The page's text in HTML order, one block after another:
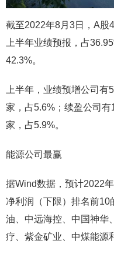
截至2022年8月3日，A股
上半年业绩预报，占
42.3%。
上半年，业绩预增公司
家，占5.6%；续盈公司
家，占5.9%。
能源公司最赢
据Wind数据，预计2022
净利润（下限）排名前10
油、中远海控、中国神华
疗、紫金矿业、中煤能源